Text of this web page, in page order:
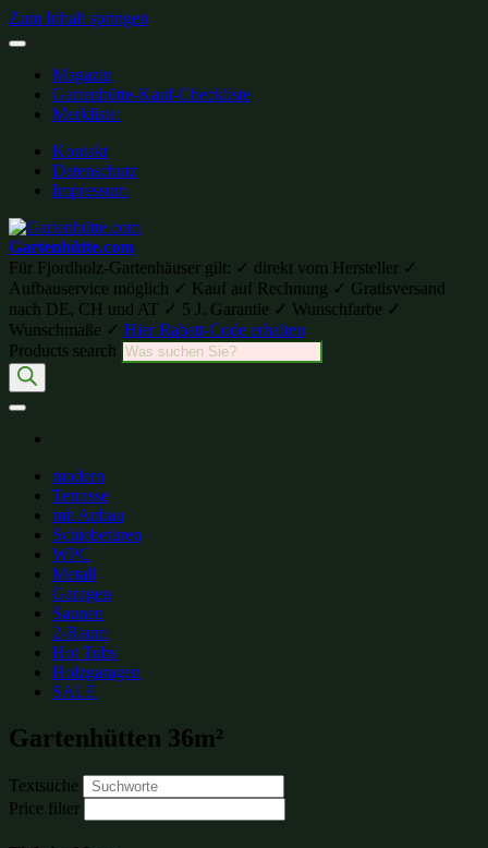
Zum Inhalt springen
Magazin
Gartenhütte-Kauf-Checkliste
Merkliste:
Kontakt
Datenschutz
Impressum
Gartenhütte.com
Für Fjordholz-Gartenhäuser gilt: ✓ direkt vom Hersteller ✓
Aufbauservice möglich ✓ Kauf auf Rechnung ✓ Gratisversand
nach DE, CH und AT ✓ 5 J. Garantie ✓ Wunschfarbe ✓
Wunschmaße ✓ Hier Rabatt-Code erhalten
Products search
modern
Terrasse
mit Anbau
Schiebetüren
WPC
Metall
Garagen
Saunen
2-Raum
Hot Tubs
Holzgaragen
SALE
Gartenhütten 36m²
Textsuche
Price filter